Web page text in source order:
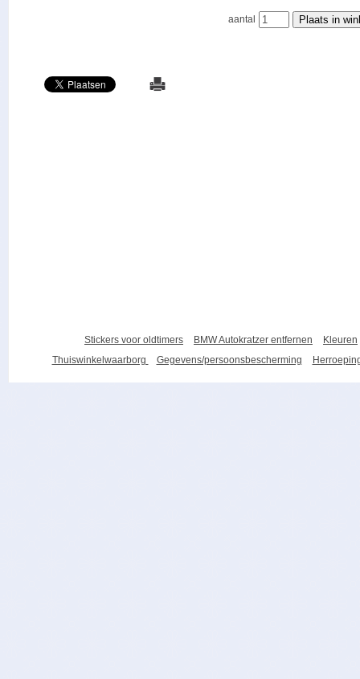
aantal
Stickers voor oldtimers BMW Autokratzer entfernen
Kleuren
Thuiswinkelwaarborg
Gegevens/persoonsbescherming